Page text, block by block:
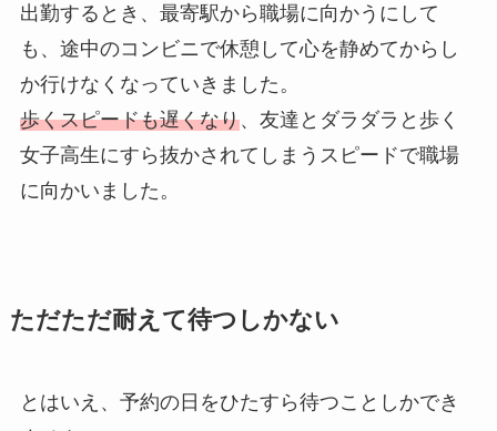
出勤するとき、最寄駅から職場に向かうにして
も、途中のコンビニで休憩して心を静めてからし
か行けなくなっていきました。
歩くスピードも遅くなり、友達とダラダラと歩く
女子高生にすら抜かされてしまうスピードで職場
に向かいました。
ただただ耐えて待つしかない
とはいえ、予約の日をひたすら待つことしかでき